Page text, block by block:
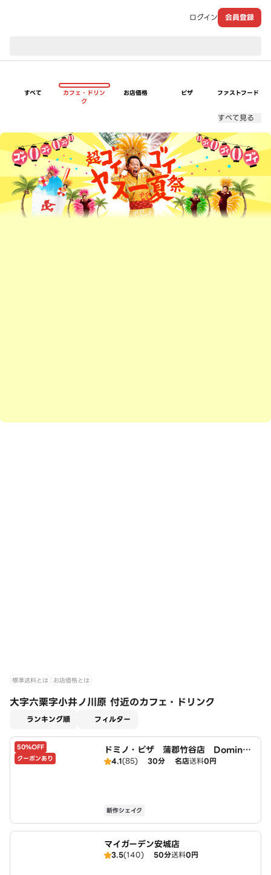
ログイン 会員登録
すべて
カフェ・ドリン
ク
お店価格 ピザ ファストフード
すべて見る
超ゴイゴイヤスー夏祭
標準送料とは お店価格とは
大字六栗字小井ノ川原 付近のカフェ・ドリンク
ランキング順 フィルター
50%OFF
クーポンあり
ドミノ・ピザ 蒲郡竹谷店 Domin
o's4.1(85) 30分 名店送料0円
新作シェイク
マイガーデン安城店
3.5(140) 50分送料0円